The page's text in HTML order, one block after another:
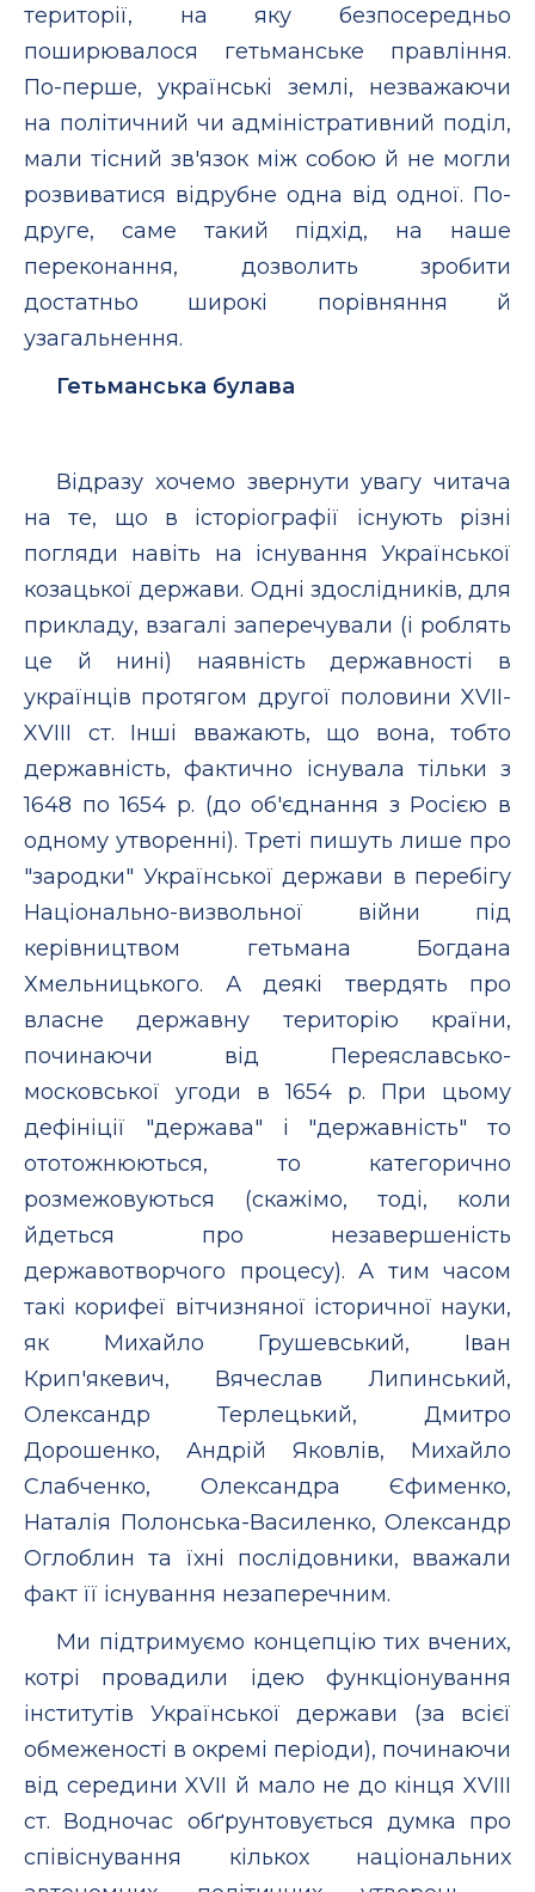
території, на яку безпосередньо
поширювалося гетьманське правління.
По-перше, українські землі, незважаючи
на політичний чи адміністративний поділ,
мали тісний зв'язок між собою й не могли
розвиватися відрубне одна від одної. По-
друге, саме такий підхід, на наше
переконання, дозволить зробити
достатньо широкі порівняння й
узагальнення.
Гетьманська булава
Відразу хочемо звернути увагу читача
на те, що в історіографії існують різні
погляди навіть на існування Української
козацької держави. Одні здослідників, для
прикладу, взагалі заперечували (і роблять
це й нині) наявність державності в
українців протягом другої половини XVII-
XVIII ст. Інші вважають, що вона, тобто
державність, фактично існувала тільки з
1648 по 1654 p. (до об'єднання з Росією в
одному утворенні). Треті пишуть лише про
"зародки" Української держави в перебігу
Національно-визвольної війни під
керівництвом гетьмана Богдана
Хмельницького. А деякі твердять про
власне державну територію країни,
починаючи від Переяславсько-
московської угоди в 1654 р. При цьому
дефініції "держава" і "державність" то
ототожнюються, то категорично
розмежовуються (скажімо, тоді, коли
йдеться про незавершеність
державотворчого процесу). А тим часом
такі корифеї вітчизняної історичної науки,
як Михайло Грушевський, Іван
Крип'якевич, Вячеслав Липинський,
Олександр Терлецький, Дмитро
Дорошенко, Андрій Яковлів, Михайло
Слабченко, Олександра Єфименко,
Наталія Полонська-Василенко, Олександр
Оглоблин та їхні послідовники, вважали
факт її існування незаперечним.
Ми підтримуємо концепцію тих вчених,
котрі провадили ідею функціонування
інститутів Української держави (за всієї
обмеженості в окремі періоди), починаючи
від середини XVII й мало не до кінця XVIII
ст. Водночас обґрунтовується думка про
співіснування кількох національних